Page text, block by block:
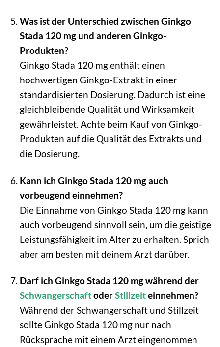
Was ist der Unterschied zwischen Ginkgo
Stada 120 mg und anderen Ginkgo-
Produkten?
Ginkgo Stada 120 mg enthält einen
hochwertigen Ginkgo-Extrakt in einer
standardisierten Dosierung. Dadurch ist eine
gleichbleibende Qualität und Wirksamkeit
gewährleistet. Achte beim Kauf von Ginkgo-
Produkten auf die Qualität des Extrakts und
die Dosierung.
Kann ich Ginkgo Stada 120 mg auch
vorbeugend einnehmen?
Die Einnahme von Ginkgo Stada 120 mg kann
auch vorbeugend sinnvoll sein, um die geistige
Leistungsfähigkeit im Alter zu erhalten. Sprich
aber am besten mit deinem Arzt darüber.
Darf ich Ginkgo Stada 120 mg während der
SchwangerschaftoderStillzeiteinnehmen?
Während der Schwangerschaft und Stillzeit
sollte Ginkgo Stada 120 mg nur nach
Rücksprache mit einem Arzt eingenommen